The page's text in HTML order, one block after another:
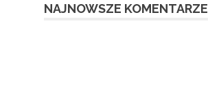
NAJNOWSZE KOMENTARZE